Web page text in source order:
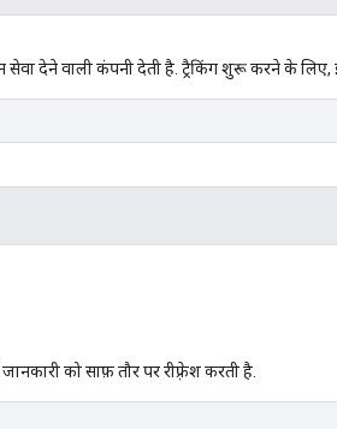
सेवा देने वाली कंपनी देती है. ट्रैकिंग शुरू करने के
को साफ़ तौर पर रीफ़्रेश करती है.